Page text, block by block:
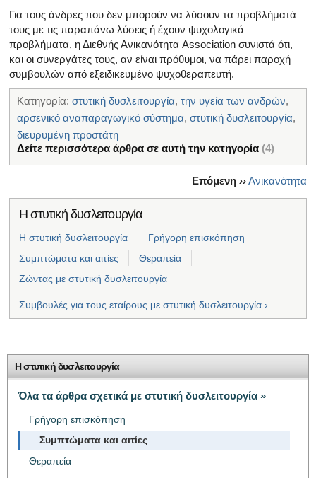
Για τους άνδρες που δεν μπορούν να λύσουν τα προβλήματά
τους με τις παραπάνω λύσεις ή έχουν ψυχολογικά
προβλήματα, η Διεθνής Ανικανότητα Association συνιστά ότι,
και οι συνεργάτες τους, αν είναι πρόθυμοι, να πάρει παροχή
συμβουλών από εξειδικευμένο ψυχοθεραπευτή.
Κατηγορία: στυτική δυσλειτουργία, την υγεία των ανδρών,
αρσενικό αναπαραγωγικό σύστημα, στυτική δυσλειτουργία,
διευρυμένη προστάτη
Δείτε περισσότερα άρθρα σε αυτή την κατηγορία (4)
Επόμενη ››Ανικανότητα
Η στυτική δυσλειτουργία
Η στυτική δυσλειτουργία
Γρήγορη επισκόπηση
Συμπτώματα και αιτίες
Θεραπεία
Ζώντας με στυτική δυσλειτουργία
Συμβουλές για τους εταίρους με στυτική δυσλειτουργία ›
Η στυτική δυσλειτουργία
Όλα τα άρθρα σχετικά με στυτική δυσλειτουργία »
Γρήγορη επισκόπηση
Συμπτώματα και αιτίες
Θεραπεία